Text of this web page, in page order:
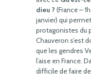
dieu ? (France –
janvier) qui
protagonistes du
Chauveron s’est
que les gendres
l’aise en France.
difficile de faire